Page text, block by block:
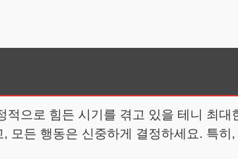
으로 힘든 시기를 겪고 있을 테니 최
든 행동은 신중하게 결정하세요. 특